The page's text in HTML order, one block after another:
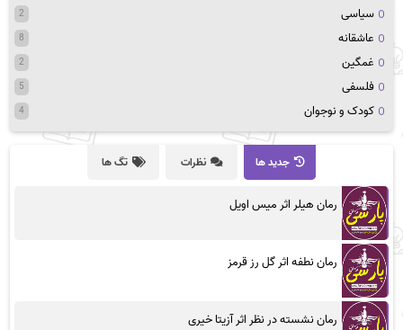
سیاسی 2
عاشقانه 8
غمگین 2
فلسفی 5
کودک و نوجوان 4
جدید ها نظرات تگ ها
رمان هیلر اثر میس اویل
رمان نطفه اثر گل رز قرمز
رمان نشسته در نظر اثر آزیتا خیری